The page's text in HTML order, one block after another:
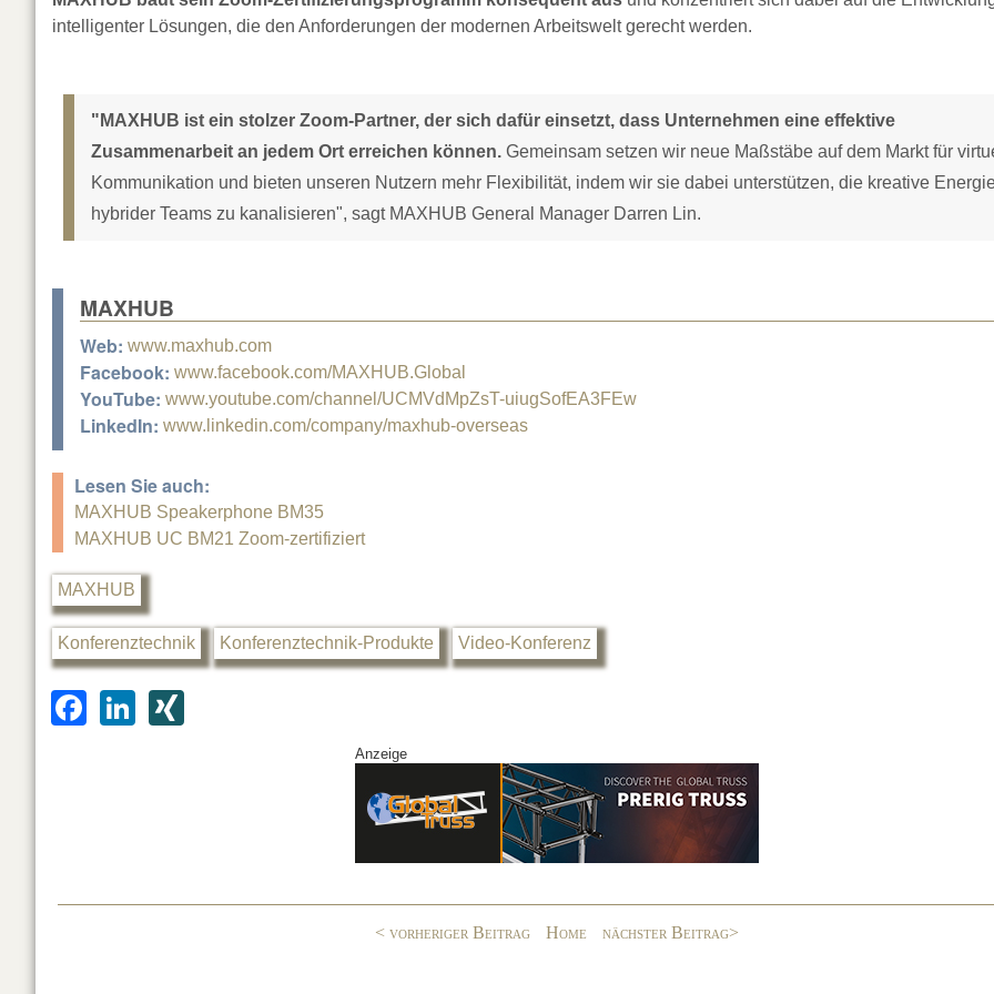
intelligenter Lösungen, die den Anforderungen der modernen Arbeitswelt gerecht werden.
"MAXHUB ist ein stolzer Zoom-Partner, der sich dafür einsetzt, dass Unternehmen eine effektive
Zusammenarbeit an jedem Ort erreichen können. Gemeinsam setzen wir neue Maßstäbe auf dem Markt für
Kommunikation und bieten unseren Nutzern mehr Flexibilität, indem wir sie dabei unterstützen, die kreative
hybrider Teams zu kanalisieren", sagt MAXHUB General Manager Darren Lin.
MAXHUB
Web: www.maxhub.com
Facebook: www.facebook.com/MAXHUB.Global
YouTube: www.youtube.com/channel/UCMVdMpZsT-uiugSofEA3FEw
LinkedIn: www.linkedin.com/company/maxhub-overseas
Lesen Sie auch:
MAXHUB Speakerphone BM35
MAXHUB UC BM21 Zoom-zertifiziert
MAXHUB
Konferenztechnik Konferenztechnik-Produkte Video-Konferenz
F
o
Li
Anzeige
< vorheriger Beitrag Home nächster Beitrag>